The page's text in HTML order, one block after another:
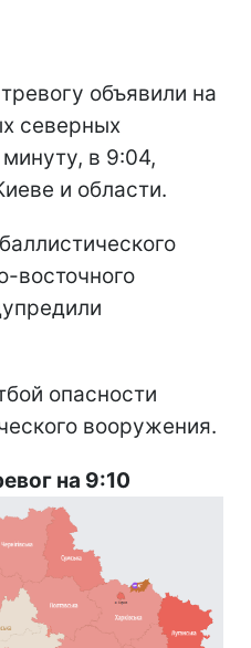
объявили на
северных
в 9:04,
и области.
восточного
опасности
вооружения.
на 9:10